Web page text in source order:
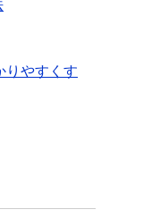
りやすくす